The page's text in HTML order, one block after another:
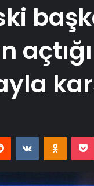
Reddit VKontakte